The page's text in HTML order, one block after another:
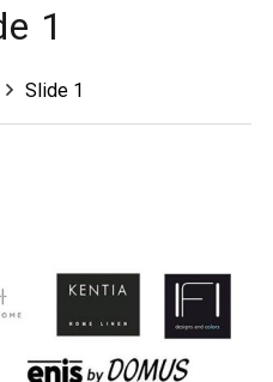
1
Slide 1